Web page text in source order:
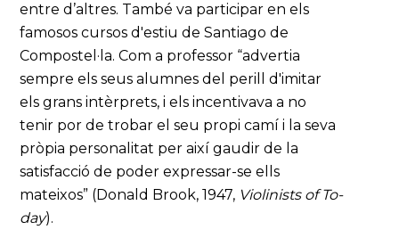
entre d’altres. També va participar en els
famosos cursos d'estiu de Santiago de
Compostel·la. Com a professor “advertia
sempre els seus alumnes del perill d'imitar
els grans intèrprets, i els incentivava a no
tenir por de trobar el seu propi camí i la seva
pròpia personalitat per així gaudir de la
satisfacció de poder expressar-se ells
mateixos” (Donald Brook, 1947, Violinists of To-
day).